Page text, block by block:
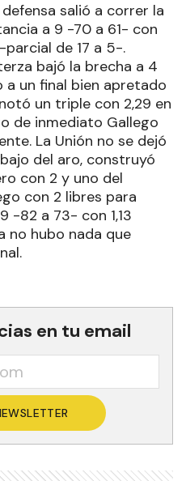
salió a correr la
a 9 -70 a 61- con
de 17 a 5-.
bajó la brecha a 4
un final bien apretado
un triple con 2,29 en
de inmediato Gallego
La Unión no se dejó
del aro, construyó
con 2 y uno del
con 2 libres para
-82 a 73- con 1,13
no hubo nada que
en tu email